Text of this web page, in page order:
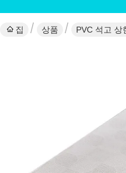
집 상품 PVC 석고 상